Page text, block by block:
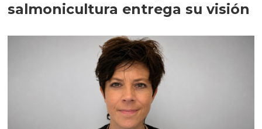
salmonicultura entrega su visión